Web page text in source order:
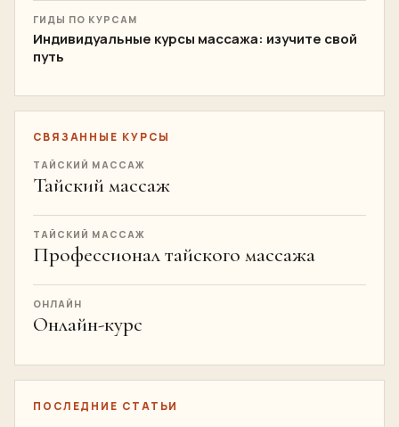
ГИДЫ ПО КУРСАМ
Индивидуальные курсы массажа: изучите свой
путь
СВЯЗАННЫЕ КУРСЫ
ТАЙСКИЙ МАССАЖ
Тайский массаж
ТАЙСКИЙ МАССАЖ
Профессионал тайского массажа
ОНЛАЙН
Онлайн-курс
ПОСЛЕДНИЕ СТАТЬИ